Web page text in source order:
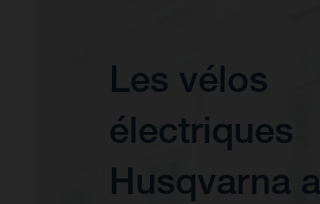
Les vélos
électriques
Husqvarna